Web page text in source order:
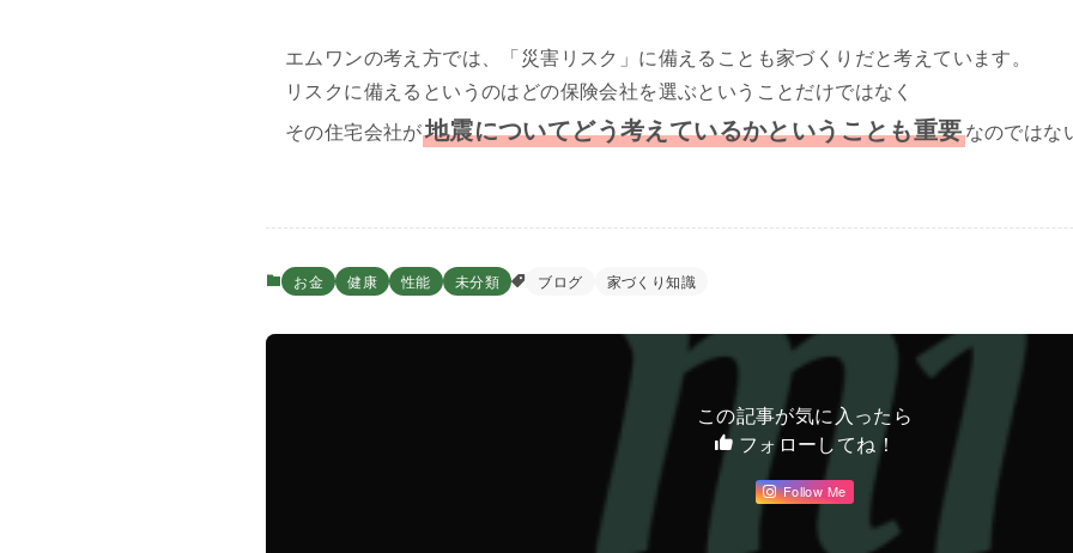
エムワンの考え方では、「災害リスク」に備えることも家づくりだと考えています。
リスクに備えるというのはどの保険会社を選ぶということだけではなく
その住宅会社が地震についてどう考えているかということも重要なのではな
お金 健康 性能 未分類 ブログ 家づくり知識
この記事が気に入ったら
フォローしてね！
Follow Me